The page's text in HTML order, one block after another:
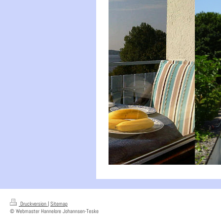
Druckversion | Sitemap
© Webmaster Hannelore Johannsen-Teske